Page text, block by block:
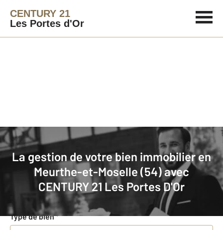
CENTURY 21
Les Portes d'Or
La gestion de votre bien immobilier en
Meurthe-et-Moselle (54) avec
CENTURY 21 Les Portes D'Or
Agence immobilière
Demande d'informations pour la
gestion de votre bien
Concernant votre bien
Type de bien*